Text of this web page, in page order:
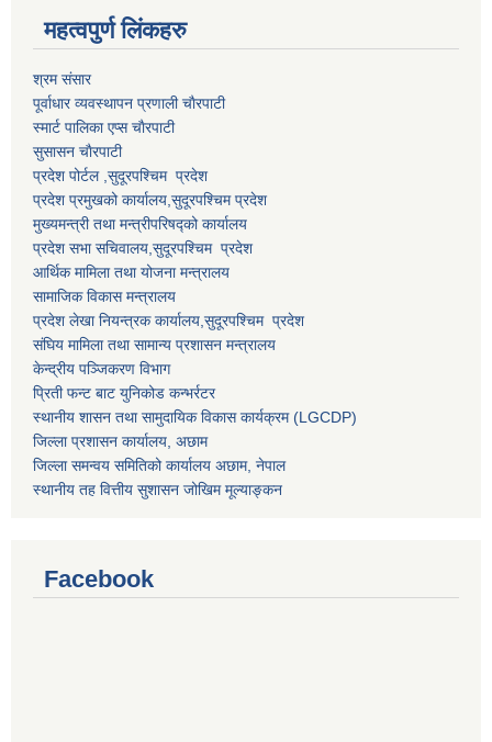
महत्वपुर्ण लि‌ंकहरु
श्रम संसार
पूर्वाधार व्यवस्थापन प्रणाली चाैरपाटी
स्मार्ट पालिका एप्स चाैरपाटी
सुसासन चाैरपाटी
प्रदेश पोर्टल ,सुदूरपश्चिम प्रदेश
प्रदेश प्रमुखको कार्यालय,सुदूरपश्चिमप्रदेश
मुख्यमन्त्री तथा मन्त्रीपरिषद्को कार्यालय
प्रदेश सभा सचिवालय,सुदूरपश्चिम प्रदेश
आर्थिक मामिला तथा योजना मन्त्रालय
सामाजिक विकास मन्त्रालय
प्रदेश लेखा नियन्त्रक कार्यालय,सुदूरपश्चिम प्रदेश
संघिय मामिला तथा सामान्य प्रशासन मन्त्रालय
केन्द्रीय पञ्जिकरण विभाग
प्रिती फन्ट बाट युनिकोड कन्भर्रटर
स्थानीय शासन तथा सामुदायिक विकास कार्यक्रम (LGCDP)
जिल्ला प्रशासन कार्यालय, अछाम
जिल्ला समन्वय समितिको कार्यालय अछाम, नेपाल
स्थानीय तह वित्तीय सुशासन जोखिम मूल्याङ्कन
Facebook